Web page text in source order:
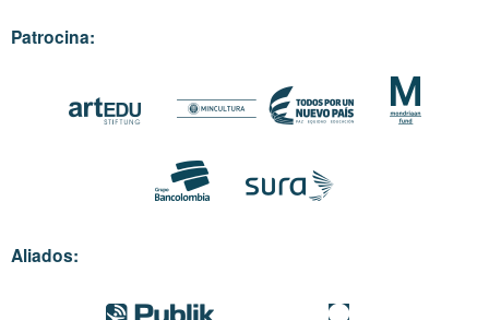
Patrocina:
Aliados: